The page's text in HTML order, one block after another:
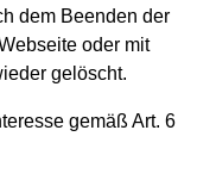
dem Beenden der
oder mit
gelöscht.
gemäß Art. 6